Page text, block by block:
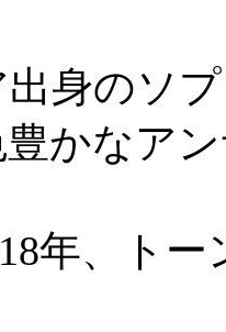
身のソ
かなア
年、トー